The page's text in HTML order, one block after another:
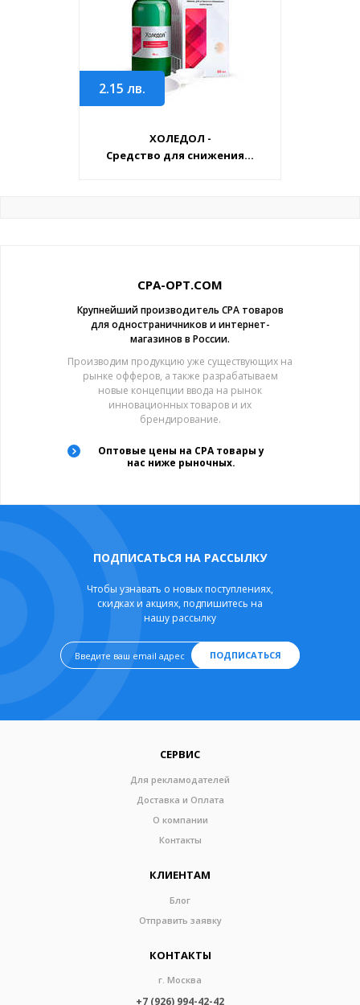
2.15 лв.
ХОЛЕДОЛ -
Средство для снижения...
CPA-OPT.COM
Крупнейший производитель CPA товаров
для одностраничников и интернет-
магазинов в России.
Производим продукцию уже существующих на
рынке офферов, а также разрабатываем
новые концепции ввода на рынок
инновационных товаров и их
брендирование.
Оптовые цены на CPA товары у
нас ниже рыночных.
ПОДПИСАТЬСЯ НА РАССЫЛКУ
Чтобы узнавать о новых поступлениях,
скидках и акциях, подпишитесь на
нашу рассылку
ПОДПИСАТЬСЯ
СЕРВИС
Для рекламодателей
Доставка и Оплата
О компании
Контакты
КЛИЕНТАМ
Блог
Отправить заявку
КОНТАКТЫ
г. Москва
+7 (926) 994-42-42